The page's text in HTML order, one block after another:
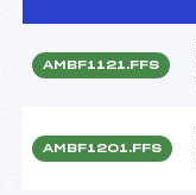
AMBF1121.FFS
AMBF1201.FFS